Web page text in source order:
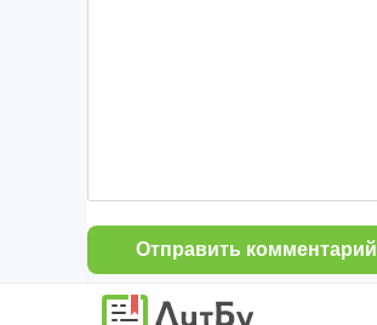
Отправить комментарий